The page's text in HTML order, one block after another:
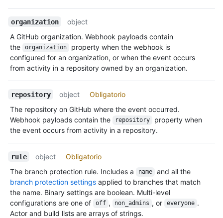
organization
object
A GitHub organization. Webhook payloads contain
the
organization
property when the webhook is
configured for an organization, or when the event occurs
from activity in a repository owned by an organization.
repository object
Obligatorio
The repository on GitHub where the event occurred.
Webhook payloads contain the
repository
property when
the event occurs from activity in a repository.
rule object
Obligatorio
The branch protection rule. Includes a
name
and all the
branch protection settings applied to branches that match
the name. Binary settings are boolean. Multi-level
configurations are one of
off , non_admins , or everyone .
Actor and build lists are arrays of strings.